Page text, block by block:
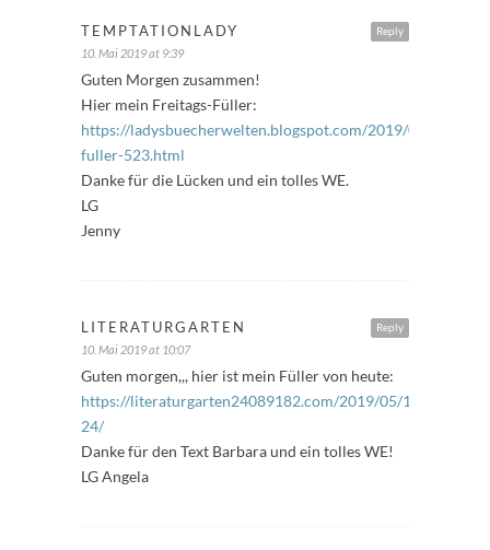
Reply
TEMPTATIONLADY
10. Mai 2019 at 9:39
Guten Morgen zusammen!
Hier mein Freitags-Füller:
https://ladysbuecherwelten.blogspot.com/2019/05/freitags-
fuller-523.html
Danke für die Lücken und ein tolles WE.
LG
Jenny
Reply
LITERATURGARTEN
10. Mai 2019 at 10:07
Guten morgen,,, hier ist mein Füller von heute:
https://literaturgarten24089182.com/2019/05/10/
24/
Danke für den Text Barbara und ein tolles WE!
LG Angela